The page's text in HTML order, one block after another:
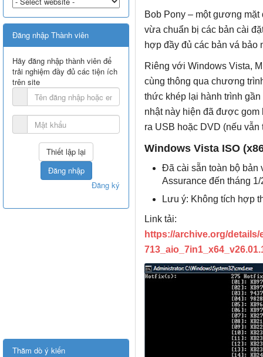
Bob Pony – một gương
vừa chuẩn bị các bản cài
hợp đầy đủ các bản vá bảo
Riêng với Windows Vista,
cùng thông qua chương
thức khép lại hành trình
nhật này hiện đã được gom
ra USB hoặc DVD (nếu vẫn
Windows Vista ISO
Đã cài sẵn toàn bộ bản
Assurance đến tháng 1/
Lưu ý: Không tích hợp
Link tải:
https://archive.org/
Đăng nhập Thành viên
Hãy đăng nhập thành viên để
trải nghiệm đầy đủ các tiện ích
trên site
Đăng nhập
Đăng ký
Thăm dò ý kiến